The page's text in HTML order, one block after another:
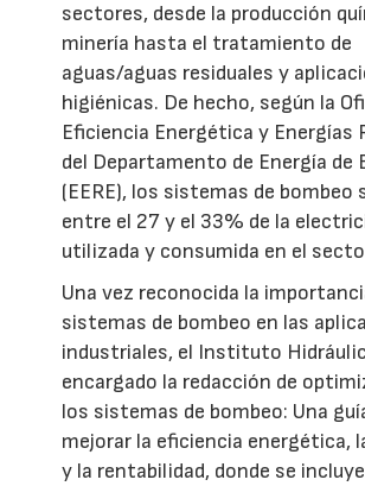
sectores, desde la producción
minería hasta el tratamiento de
aguas/aguas residuales y
higiénicas. De hecho, según la
Eficiencia Energética y Energías
del Departamento de Energía de
(EERE), los sistemas de bombeo
entre el 27 y el 33% de la
utilizada y consumida en el
Una vez reconocida la
sistemas de bombeo en las
industriales, el Instituto
encargado la redacción de
los sistemas de bombeo: Una
mejorar la eficiencia energética,
y la rentabilidad, donde se